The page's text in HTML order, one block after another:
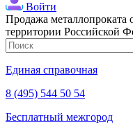
Войти
Продажа металлопроката
территории Российской
Единая справочная
8 (495) 544 50 54
Бесплатный межгород